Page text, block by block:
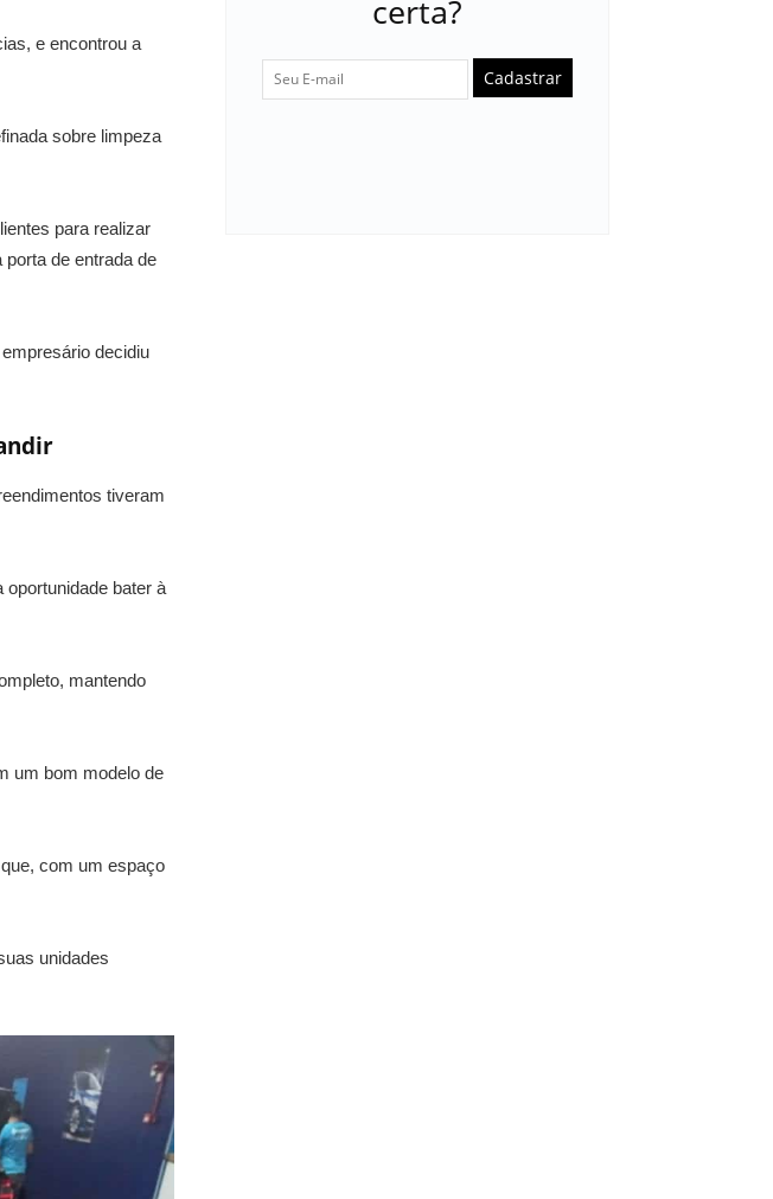
e encontrou a
sobre limpeza
para realizar
de entrada de
decidiu
tiveram
oportunidade bater à
mantendo
um bom modelo de
com um espaço
unidades
certa?
Cadastrar